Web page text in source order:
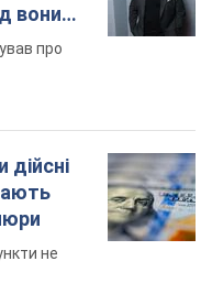
вони
про
дійсні
не